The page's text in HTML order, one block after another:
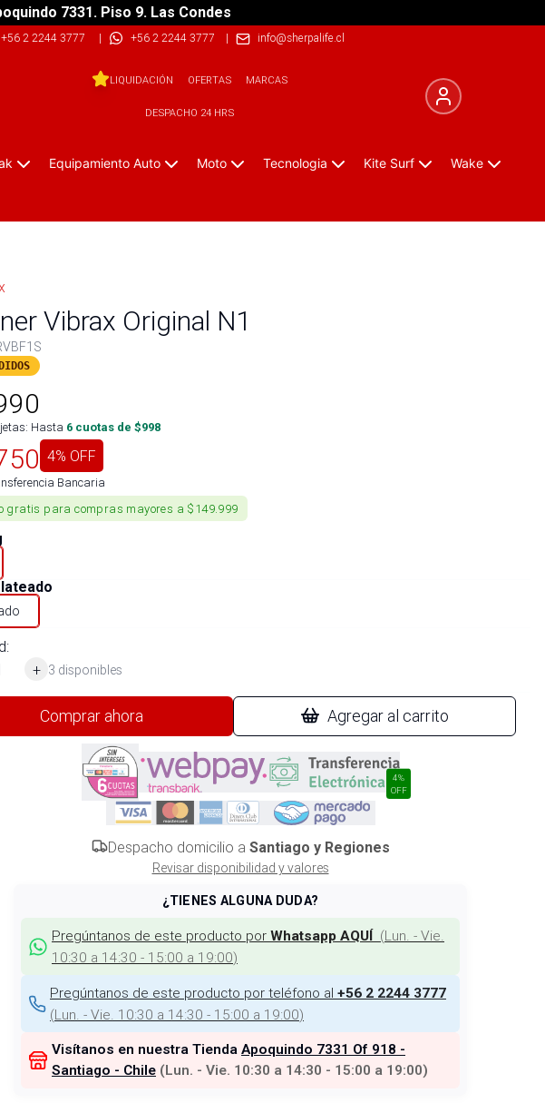
7331. Piso 9. Las Condes
+56 2 2244 3777 | +56 2 2244 3777 | info@sherpalife.cl
LIQUIDACIÓN OFERTAS MARCAS
DESPACHO 24 HRS
Equipamiento Auto Moto Tecnologia Kite Surf Wake
Vibrax Original N1
Hasta 6 cuotas de $998
4% OFF
Bancaria
gratis para compras mayores a $149.999
+ 3 disponibles
Comprar ahora Agregar al carrito
4%
OFF
Despacho domicilio a Santiago y Regiones
Revisar disponibilidad y valores
¿TIENES ALGUNA DUDA?
Pregúntanos de este producto por Whatsapp AQUÍ (Lun. - Vie.
10:30 a 14:30 - 15:00 a 19:00)
Pregúntanos de este producto por teléfono al +56 2 2244 3777
(Lun. - Vie. 10:30 a 14:30 - 15:00 a 19:00)
Visítanos en nuestra Tienda Apoquindo 7331 Of 918 -
Santiago - Chile (Lun. - Vie. 10:30 a 14:30 - 15:00 a 19:00)